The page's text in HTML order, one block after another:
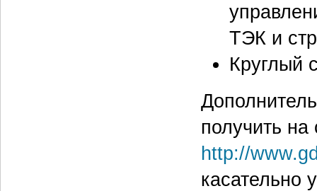
ТЭК и
Круглый
получить на
http://
касательно